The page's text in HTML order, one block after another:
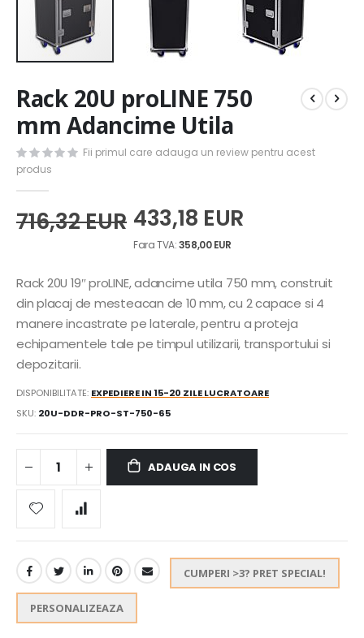
to
the
beginning
of
the
images
gallery
Rack 20U proLINE 750
mm Adancime Utila
Fii primul care adauga un review pentru acest
produs
716,32 EUR 433,18 EUR
358,00 EUR
Rack 20U 19″ proLINE, adancime utila 750 mm, construit
din placaj de mesteacan de 10 mm, cu 2 capace si 4
manere incastrate pe laterale, pentru a proteja
echipamentele tale pe timpul utilizarii, transportului si
depozitarii.
DISPONIBILITATE: EXPEDIERE IN 15-20 ZILE LUCRATOARE
SKU 20U-DDR-PRO-ST-750-65
ADAUGA IN COS
CUMPERI >3? PRET SPECIAL!
PERSONALIZEAZA